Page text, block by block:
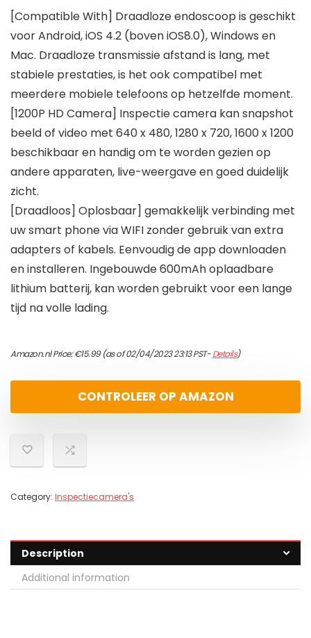
[Compatible With] Draadloze endoscoop is geschikt
voor Android, iOS 4.2 (boven iOS8.0), Windows en
Mac. Draadloze transmissie afstand is lang, met
stabiele prestaties, is het ook compatibel met
meerdere mobiele telefoons op hetzelfde moment.
[1200P HD Camera] Inspectie camera kan snapshot
beeld of video met 640 x 480, 1280 x 720, 1600 x 1200
beschikbaar en handig om te worden gezien op
andere apparaten, live-weergave en goed duidelijk
zicht.
[Draadloos] Oplosbaar] gemakkelijk verbinding met
uw smart phone via WIFI zonder gebruik van extra
adapters of kabels. Eenvoudig de app downloaden
en installeren. Ingebouwde 600mAh oplaadbare
lithium batterij, kan worden gebruikt voor een lange
tijd na volle lading.
Amazon.nl Price:€15.99(as of 02/04/2023 23:13 PST-Details)
CONTROLEER OP AMAZON
Category: Inspectiecamera's
Description
Additional information